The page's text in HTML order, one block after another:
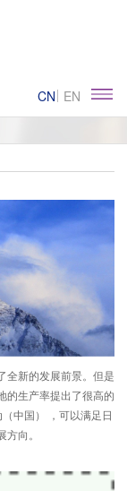
CN EN
全新的发展前景。但是
的生产率提出了很高的
中国） ，可以满足日
向。